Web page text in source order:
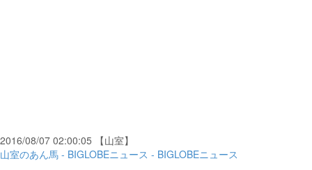
2016/08/07 02:00:05 【山室】
山室のあん馬 - BIGLOBEニュース - BIGLOBEニュース